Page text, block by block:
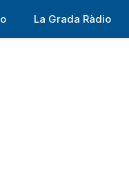
La Grada Ràdio